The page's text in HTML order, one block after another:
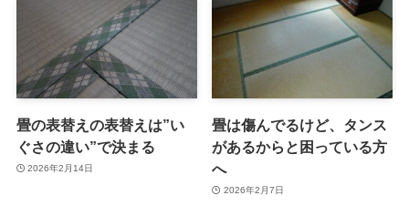
畳の表替えの表替えは”い
ぐさの違い”で決まる
2026年2月14日
畳は傷んでるけど、タンス
があるからと困っている方
へ
2026年2月7日